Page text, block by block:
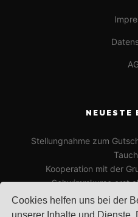
Cookies helfen uns bei der
NEUESTE
Stellungnahme zum
Kooperation mit der
Schwimmkurse erst